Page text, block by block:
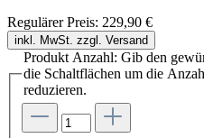
Regulärer Preis: 229,90 €
inkl. MwSt. zzgl. Versand
Produkt Anzahl: Gib den
die Schaltflächen um die
reduzieren.